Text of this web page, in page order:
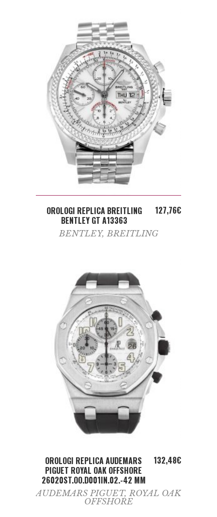
ADD TO CART
OROLOGI REPLICA BREITLING
BENTLEY GT A13363
127,76€
BENTLEY,BREITLING
ADD TO CART
OROLOGI REPLICA AUDEMARS
PIGUET ROYAL OAK OFFSHORE
26020ST.OO.D001IN.02.-42 MM
132,48€
AUDEMARS PIGUET, ROYAL OAK
OFFSHORE